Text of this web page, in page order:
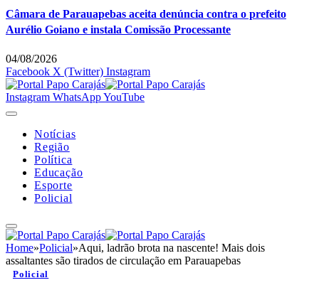
Câmara de Parauapebas aceita denúncia contra o prefeito
Aurélio Goiano e instala Comissão Processante
04/08/2026
Facebook X (Twitter) Instagram
Instagram WhatsAppYouTube
Notícias
Região
Política
Educação
Esporte
Policial
Home»Policial»Aqui, ladrão brota na nascente! Mais dois
assaltantes são tirados de circulação em Parauapebas
Policial